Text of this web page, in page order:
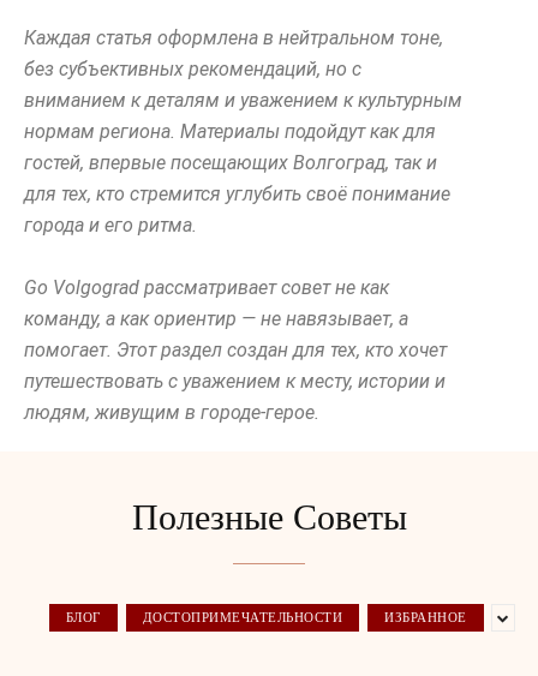
Каждая статья оформлена в нейтральном тоне,
без субъективных рекомендаций, но с
вниманием к деталям и уважением к культурным
нормам региона. Материалы подойдут как для
гостей, впервые посещающих Волгоград, так и
для тех, кто стремится углубить своё понимание
города и его ритма.
Go Volgograd рассматривает совет не как
команду, а как ориентир — не навязывает, а
помогает. Этот раздел создан для тех, кто хочет
путешествовать с уважением к месту, истории и
людям, живущим в городе-герое.
Полезные Советы
БЛОГ ДОСТОПРИМЕЧАТЕЛЬНОСТИ ИЗБРАННОЕ